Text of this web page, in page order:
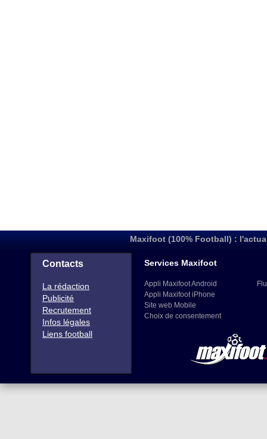
Maxifoot (100% Football) :
Contacts
La rédaction
Publicité
Recrutement
Infos légales
Liens football
Services Maxifoot
Appli Maxifoot Android
Appli Maxifoot iPhone
Site web Mobile
Choix de consentement